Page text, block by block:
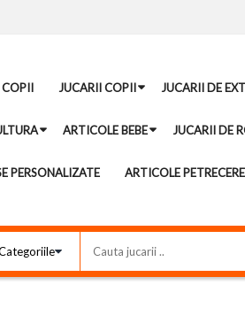
COPII JUCARII COPII JUCARII DE
ARTICOLE BEBE JUCARII DE
PERSONALIZATE ARTICOLE PETRECERE